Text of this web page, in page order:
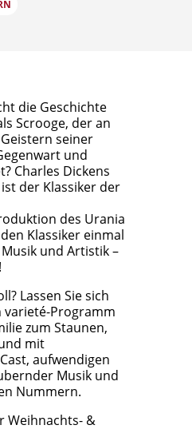
die Geschichte
Scrooge, der an
seiner
und
Charles Dickens
der Klassiker der
des Urania
Klassiker einmal
und Artistik –
Lassen Sie sich
varieté-Programm
zum Staunen,
mit
aufwendigen
Musik und
Nummern.
Weihnachts- &